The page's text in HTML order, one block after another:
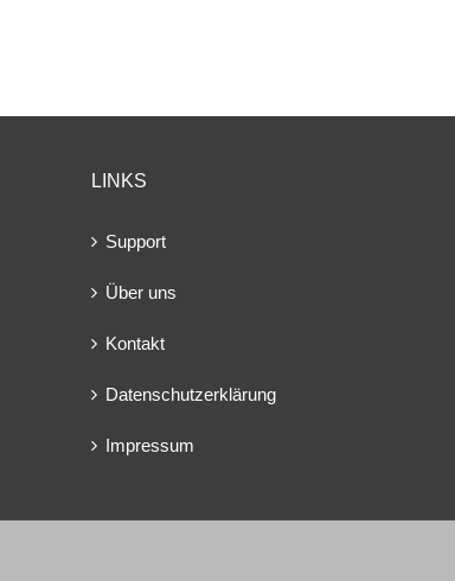
LINKS
Support
Über uns
Kontakt
Datenschutzerklärung
Impressum